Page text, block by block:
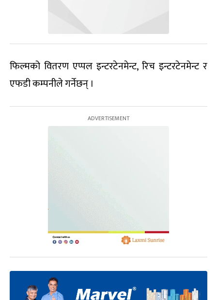
फिल्मको वितरण एप्पल इन्टरटेनमेन्ट, रिच इन्टरटेनमेन्ट र
एफडी कम्पनीले गर्नेछन् ।